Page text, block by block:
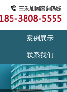
案例展示
联系我们